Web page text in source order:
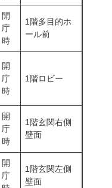
開
庁
時
1階多目的ホ
ール前
開
庁
時
1階ロビー
開
庁
時
1階玄関右側
壁面
開
庁
1階玄関左側
壁面